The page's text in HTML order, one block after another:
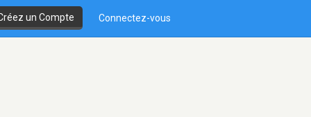
un Compte Connectez-vous